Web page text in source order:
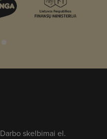
Darbo skelbimai el.